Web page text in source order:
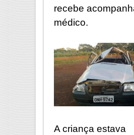
recebe
médico.
A criança estava